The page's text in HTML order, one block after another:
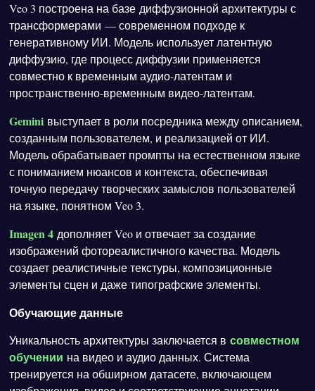
Veo 3 построена на базе диффузионной архитектуры с
трансформерами — современном подходе к
генеративному ИИ. Модель использует латентную
диффузию, где процесс диффузии применяется
совместно к временным аудио-латентам и
пространственно-временным видео-латентам.
Gemini выступает в роли посредника между описанием,
созданным пользователем, и реализацией от ИИ.
Модель обрабатывает промпты на естественном языке
с пониманием нюансов и контекста, обеспечивая
точную передачу творческих замыслов пользователей
на языке, понятном Veo 3.
Imagen 4 дополняет Veo и отвечает за создание
изображений фотореалистичного качества. Модель
создает реалистичные текстуры, композиционные
элементы сцен и даже типографские элементы.
Обучающие данные
Уникальность архитектуры заключается всовместном
обучении на видео и аудио данных. Система
тренируется на обширном датасете, включающем